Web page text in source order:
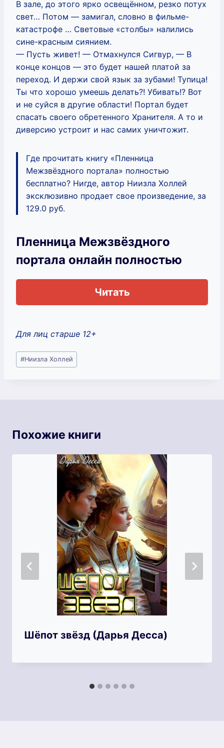
В зале, до этого ярко освещённом, резко потух
свет… Потом — замигал, словно в фильме-
катастрофе … Световые «столбы» налились
сине-красным сиянием.
— Пусть живет! — Отмахнулся Сигвур, — В
конце концов — это будет нашей платой за
переход. И держи свой язык за зубами! Тупица!
Ты что хорошо умеешь делать?! Убивать!? Вот
и не суйся в другие области! Портал будет
спасать своего обретенного Хранителя. А то и
диверсию устроит и нас самих уничтожит.
Где прочитать книгу «Пленница
Межзвёздного портала» полностью
бесплатно? Нигде, автор Ниизла Холлей
эксклюзивно продает свое произведение, за
129.0 руб.
Пленница Межзвёздного
портала онлайн полностью
Читать
Для лиц старше 12+
Метки
записи:
#Ниизла Холлей
Похожие книги
Шёпот звёзд (Дарья Десса)